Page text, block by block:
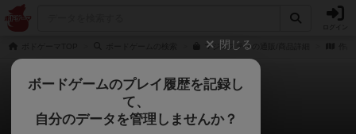
マジェスティの通販/商品詳細
マジェスティ
おざかつ大魔王さんのレビュー
閉じる
ボードゲームのプレイ履歴を記録し
て、
自分のデータを管理しませんか？